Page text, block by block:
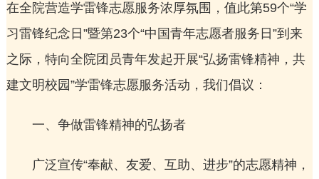
在全院营造学雷锋志愿服务浓厚氛围，值此第59个“学
习雷锋纪念日”暨第23个“中国青年志愿者服务日”到来
之际，特向全院团员青年发起开展“弘扬雷锋精神，共
建文明校园”学雷锋志愿服务活动，我们倡议：
一、争做雷锋精神的弘扬者
广泛宣传“奉献、友爱、互助、进步”的志愿精神，